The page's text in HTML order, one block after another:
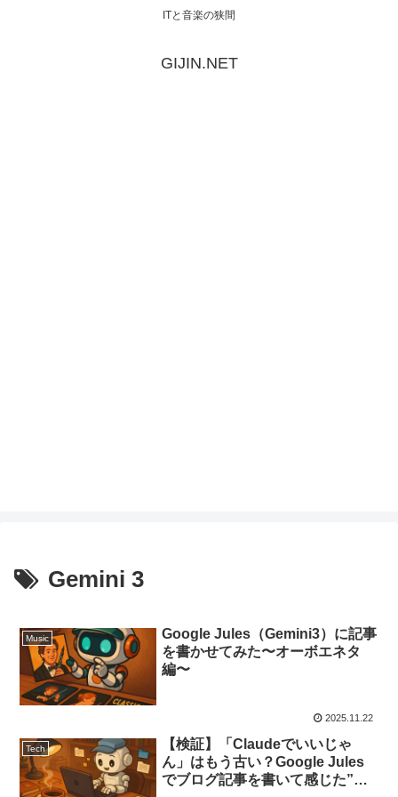
ITと音楽の狭間
GIJIN.NET
Gemini 3
Music
Google Jules（Gemini3）に記事
を書かせてみた〜オーボエネタ
編〜
2025.11.22
Tech
【検証】「Claudeでいいじゃ
ん」はもう古い？Google Jules
でブログ記事を書いて感じた”圧